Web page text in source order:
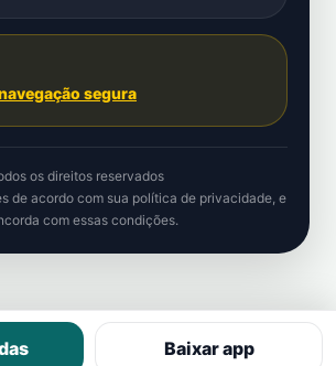
segura
os direitos reservados
de acordo com sua política de privacidade, e
com essas condições.
Baixar app